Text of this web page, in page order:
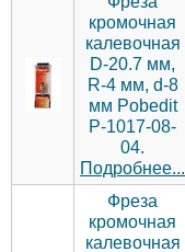
кромочная
калевочная
D-20.7 мм,
R-4 мм, d-8
мм Pobedit
P-1017-08-
04.
Подробнее...
Фреза
кромочная
калевочная